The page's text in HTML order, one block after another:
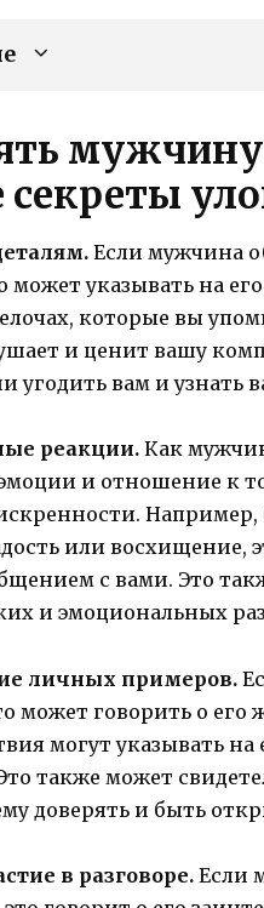
Если мужчина
может указывать на
которые вы
и ценит вашу
угодить вам и узнать
реакции. Как
и отношение к
Например,
или восхищение,
с вами. Это
и эмоциональных
личных примеров.
может говорить о его
могут указывать
также может
доверять и быть
в разговоре. Если